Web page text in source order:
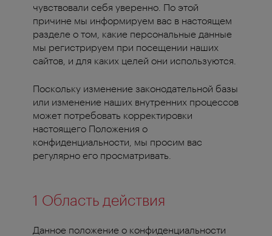
чувствовали себя уверенно. По этой
причине мы информируем вас в настоящем
разделе о том, какие персональные данные
мы регистрируем при посещении наших
сайтов, и для каких целей они используются.
Поскольку изменение законодательной базы
или изменение наших внутренних процессов
может потребовать корректировки
настоящего Положения о
конфиденциальности, мы просим вас
регулярно его просматривать.
1 Область действия
Данное положение о конфиденциальности